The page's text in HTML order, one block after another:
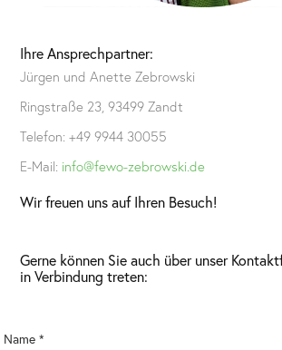
Ihre Ansprechpartner:
Jürgen und Anette Zebrowski
Ringstraße 23, 93499 Zandt
Telefon: +49 9944 30055
E-Mail: info@fewo-zebrowski.de
Wir freuen uns auf Ihren Besuch!
Gerne können Sie auch über unser
in Verbindung treten:
Name *